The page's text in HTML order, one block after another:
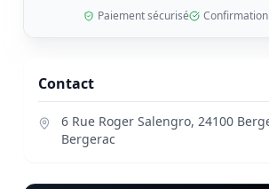
Paiement sécurisé
Contact
6 Rue Roger Salengro, 24100
Bergerac